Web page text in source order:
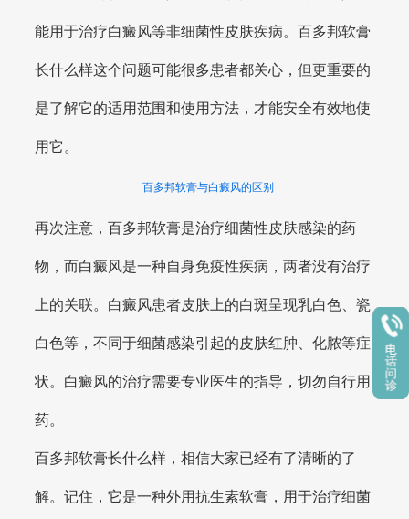
能用于治疗白癜风等非细菌性皮肤疾病。百多邦软膏
长什么样这个问题可能很多患者都关心，但更重要的
是了解它的适用范围和使用方法，才能安全有效地使
用它。
百多邦软膏与白癜风的区别
再次注意，百多邦软膏是治疗细菌性皮肤感染的药
物，而白癜风是一种自身免疫性疾病，两者没有治疗
上的关联。白癜风患者皮肤上的白斑呈现乳白色、瓷
白色等，不同于细菌感染引起的皮肤红肿、化脓等症
状。白癜风的治疗需要专业医生的指导，切勿自行用
药。
百多邦软膏长什么样，相信大家已经有了清晰的了
解。记住，它是一种外用抗生素软膏，用于治疗细菌